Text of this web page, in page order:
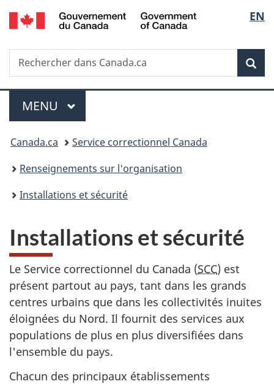
Passer
au
principal
Passer
à
Au
du
Passer
à
version
simplifiée
de
la
EN
Recherche
Rechercher
dans
Menu
MENU PRINCIPAL
Vous
êtes
ici :
Canada.ca
Service correctionnel Canada
Renseignements sur l'organisation
Installations et sécurité
Installations et sécurité
Le Service correctionnel du Canada (SCC) est
présent partout au pays, tant dans les grands
centres urbains que dans les collectivités inuites
éloignées du Nord. Il fournit des services aux
populations de plus en plus diversifiées dans
l'ensemble du pays.
Chacun des principaux établissements